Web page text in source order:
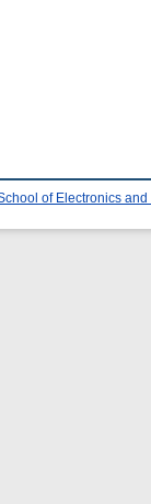
of Electronics